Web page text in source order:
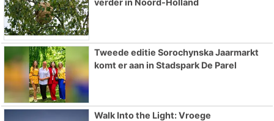
verder in Noord-Holland
Tweede editie Sorochynska Jaarmarkt
komt er aan in Stadspark De Parel
Walk Into the Light: Vroege